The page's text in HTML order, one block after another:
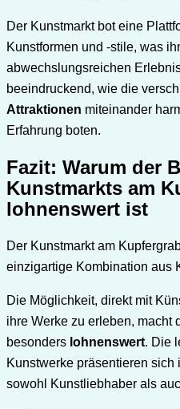
Der Kunstmarkt bot eine
Kunstformen und -stile, was
abwechslungsreichen
beeindruckend, wie die
Attraktionen miteinander
Erfahrung boten.
Fazit: Warum der
Kunstmarkts am
lohnenswert ist
Der Kunstmarkt am
einzigartige Kombination aus
Die Möglichkeit, direkt mit
ihre Werke zu erleben, macht
besonders lohnenswert. Die
Kunstwerke präsentieren sich
sowohl Kunstliebhaber als